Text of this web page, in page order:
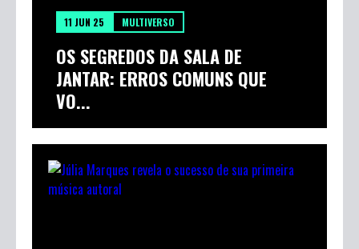
11 JUN 25 MULTIVERSO
OS SEGREDOS DA SALA DE
JANTAR: ERROS COMUNS QUE
VO...